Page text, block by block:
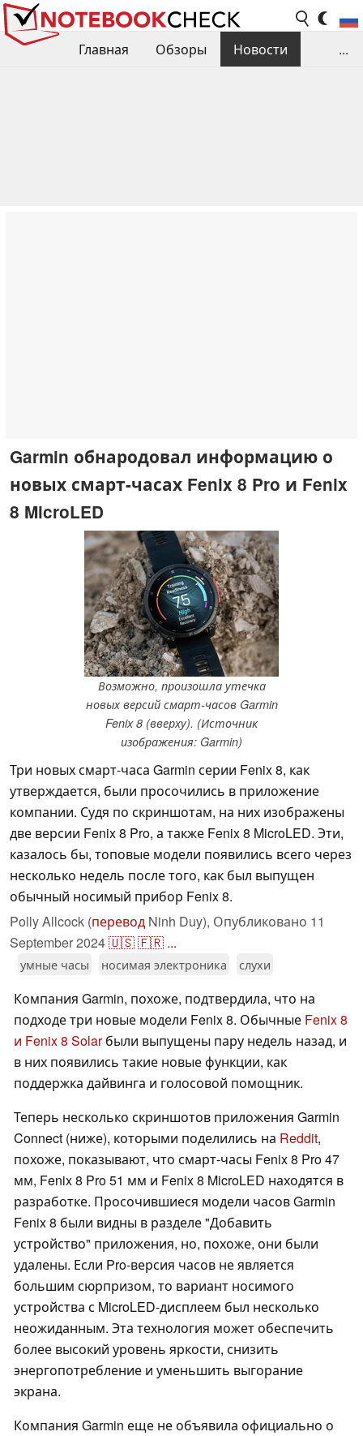
Главная Обзоры
Новости
...
Garmin обнародовал информацию о
новых смарт-часах Fenix 8 Pro и Fenix
8 MicroLED
Возможно, произошла утечка
новых версий смарт-часов Garmin
Fenix 8 (вверху). (Источник
изображения: Garmin)
Три новых смарт-часа Garmin серии Fenix 8, как
утверждается, были просочились в приложение
компании. Судя по скриншотам, на них изображены
две версии Fenix 8 Pro, а также Fenix 8 MicroLED. Эти,
казалось бы, топовые модели появились всего через
несколько недель после того, как был выпущен
обычный носимый прибор Fenix 8.
Polly Allcock (перевод Ninh Duy), Опубликовано 11
September 2024🇺🇸🇫🇷 ...
умные часы носимая электроника слухи
Компания Garmin, похоже, подтвердила, что на
подходе три новые модели Fenix 8. Обычные Fenix 8
и Fenix 8 Solarбыли выпущены пару недель назад, и
в них появились такие новые функции, как
поддержка дайвинга и голосовой помощник.
Теперь несколько скриншотов приложения Garmin
Connect (ниже), которыми поделились на Reddit,
похоже, показывают, что смарт-часы Fenix 8 Pro 47
мм, Fenix 8 Pro 51 мм и Fenix 8 MicroLED находятся в
разработке. Просочившиеся модели часов Garmin
Fenix 8 были видны в разделе "Добавить
устройство" приложения, но, похоже, они были
удалены. Если Pro-версия часов не является
большим сюрпризом, то вариант носимого
устройства с MicroLED-дисплеем был несколько
неожиданным. Эта технология может обеспечить
более высокий уровень яркости, снизить
энергопотребление и уменьшить выгорание
экрана.
Компания Garmin еще не объявила официально о